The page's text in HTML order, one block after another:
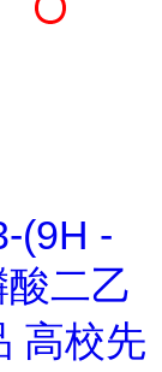
(9H -
二乙
高校先